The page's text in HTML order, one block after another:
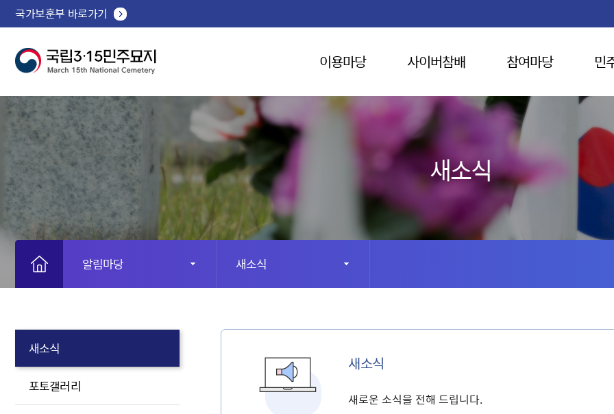
국가보훈부 바로가기
이용마당 사이버참배 참여마당 민
새소식
알림마당 새소식
새소식
포토갤러리
새소식
새로운 소식을 전해 드립니다.